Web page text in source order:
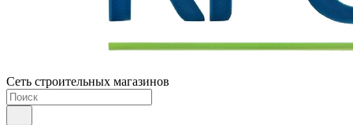
Сеть строительных магазинов